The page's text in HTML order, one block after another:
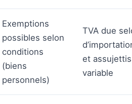
Exemptions
possibles selon
conditions
(biens
personnels)
TVA due
et
variable